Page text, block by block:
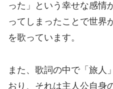
った」という幸せな感情
ってしまったことで世界
を歌っています。
また、歌詞の中で「旅人
おり、それは主人公自身